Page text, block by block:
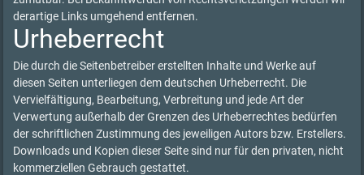
derartige Links umgehend entfernen.
Urheberrecht
Die durch die Seitenbetreiber erstellten Inhalte und Werke auf
diesen Seiten unterliegen dem deutschen Urheberrecht. Die
Vervielfältigung, Bearbeitung, Verbreitung und jede Art der
Verwertung außerhalb der Grenzen des Urheberrechtes bedürfen
der schriftlichen Zustimmung des jeweiligen Autors bzw. Erstellers.
Downloads und Kopien dieser Seite sind nur für den privaten, nicht
kommerziellen Gebrauch gestattet.